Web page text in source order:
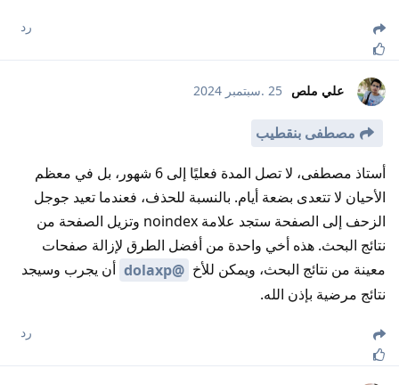
رد
علي ملص 25 .سبتمبر 2024
مصطفى بنقطيب
أستاذ مصطفى، لا تصل المدة فعليًا إلى 6 شهور، بل في معظم
الأحيان لا تتعدى بضعة أيام. بالنسبة للحذف، فعندما تعيد جوجل
الزحف إلى الصفحة ستجد علامة noindex وتزيل الصفحة من
نتائج البحث. هذه أخي واحدة من أفضل الطرق لإزالة صفحات
معينة من نتائج البحث، ويمكن للأخ @dolaxp
أن يجرب وسيجد
نتائج مرضية بإذن الله.
رد